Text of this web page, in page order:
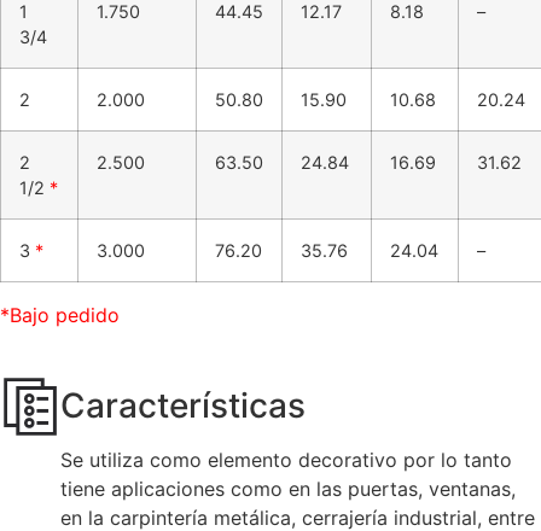
1
3/4
1.750 44.45 12.17 8.18 –
2 2.000 50.80 15.90 10.68 20.24
2
1/2 *
2.500 63.50 24.84 16.69 31.62
3 * 3.000 76.20 35.76 24.04 –
*Bajo pedido
Características
Se utiliza como elemento decorativo por lo tanto
tiene aplicaciones como en las puertas, ventanas,
en la carpintería metálica, cerrajería industrial, entre